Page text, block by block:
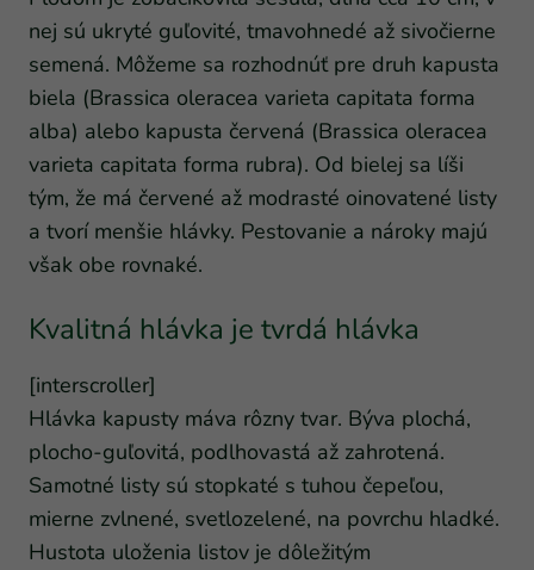
nej sú ukryté guľovité, tmavohnedé až sivočierne
semená. Môžeme sa rozhodnúť pre druh kapusta
biela (Brassica oleracea varieta capitata forma
alba) alebo kapusta červená (Brassica oleracea
varieta capitata forma rubra). Od bielej sa líši
tým, že má červené až modrasté oinovatené listy
a tvorí menšie hlávky. Pestovanie a nároky majú
však obe rovnaké.
Kvalitná hlávka je tvrdá hlávka
[interscroller]
Hlávka kapusty máva rôzny tvar. Býva plochá,
plocho-guľovitá, podlhovastá až zahrotená.
Samotné listy sú stopkaté s tuhou čepeľou,
mierne zvlnené, svetlozelené, na povrchu hladké.
Hustota uloženia listov je dôležitým